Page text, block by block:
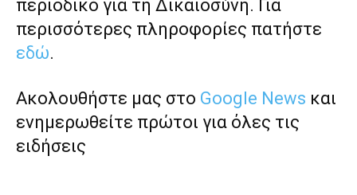
περιοδικό για τη Δικαιοσύνη. Για
περισσότερες πληροφορίες πατήστε
εδώ.
Ακολουθήστε μας στο Google News και
ενημερωθείτε πρώτοι για όλες τις
ειδήσεις